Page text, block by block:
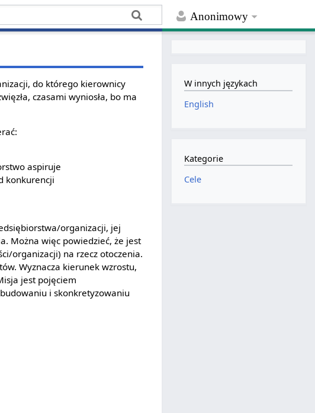
Anonimowy
do którego kierownicy
czasami wyniosła, bo ma
aspiruje
konkurencji
organizacji, jej
Można więc powiedzieć, że jest
organizacji) na rzecz otoczenia.
Wyznacza kierunek wzrostu,
jest pojęciem
i skonkretyzowaniu
W innych językach
English
Kategorie
Cele